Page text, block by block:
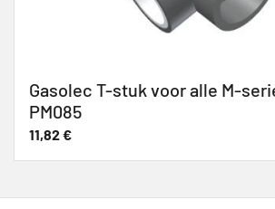
Gasolec T-stuk voor alle M-
PM085
11,82€